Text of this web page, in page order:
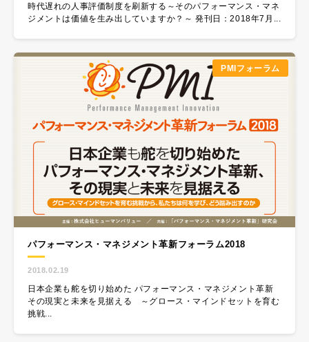
時代遅れの人事評価制度を刷新する～そのパフォーマンス・マネ
ジメントは価値を生み出していますか？～ 発刊日：2018年7月...
PMIフォーラム
パフォーマンス・マネジメント革新フォーラム2018​
2018.02.19
日本企業も舵を切り始めた パフォーマンス・マネジメント革新
その現実と未来を見据える ～グロース・マインドセットを育む
挑戦...